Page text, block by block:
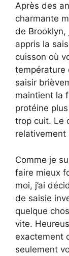
Après des
charmante
de Brooklyn,
appris la
cuisson où
température
saisir
maintient la
protéine
trop cuit. Le
relativement
Comme je
faire mieux
moi, j’ai
de saisie
quelque
vite.
exactement
seulement